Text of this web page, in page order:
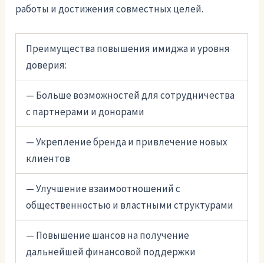
работы и достижения совместных целей.
Преимущества повышения имиджа и уровня
доверия:
— Больше возможностей для сотрудничества
с партнерами и донорами
— Укрепление бренда и привлечение новых
клиентов
— Улучшение взаимоотношений с
общественностью и властными структурами
— Повышение шансов на получение
дальнейшей финансовой поддержки